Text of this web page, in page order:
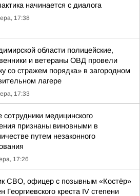
начинается с диалога
17:38
области полицейские,
и ветераны ОВД провели
со стражем порядка» в загородном
лагере
17:33
медицинского
признаны виновными в
путем незаконного
17:26
СВО, офицер с позывным «Костёр»
Георгиевского креста IV степени